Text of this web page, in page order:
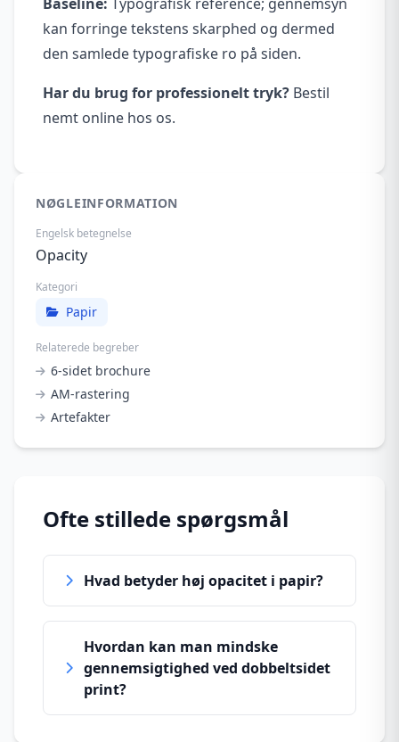
kan forringe tekstens skarphed og dermed
den samlede typografiske ro på siden.
Har du brug for professionelt tryk? Bestil
nemt online hos os.
NØGLEINFORMATION
Engelsk betegnelse
Opacity
Kategori
Papir
Relaterede begreber
6-sidet brochure
AM-rastering
Artefakter
Ofte stillede spørgsmål
Hvad betyder høj opacitet i papir?
Hvordan kan man mindske
gennemsigtighed ved dobbeltsidet
print?